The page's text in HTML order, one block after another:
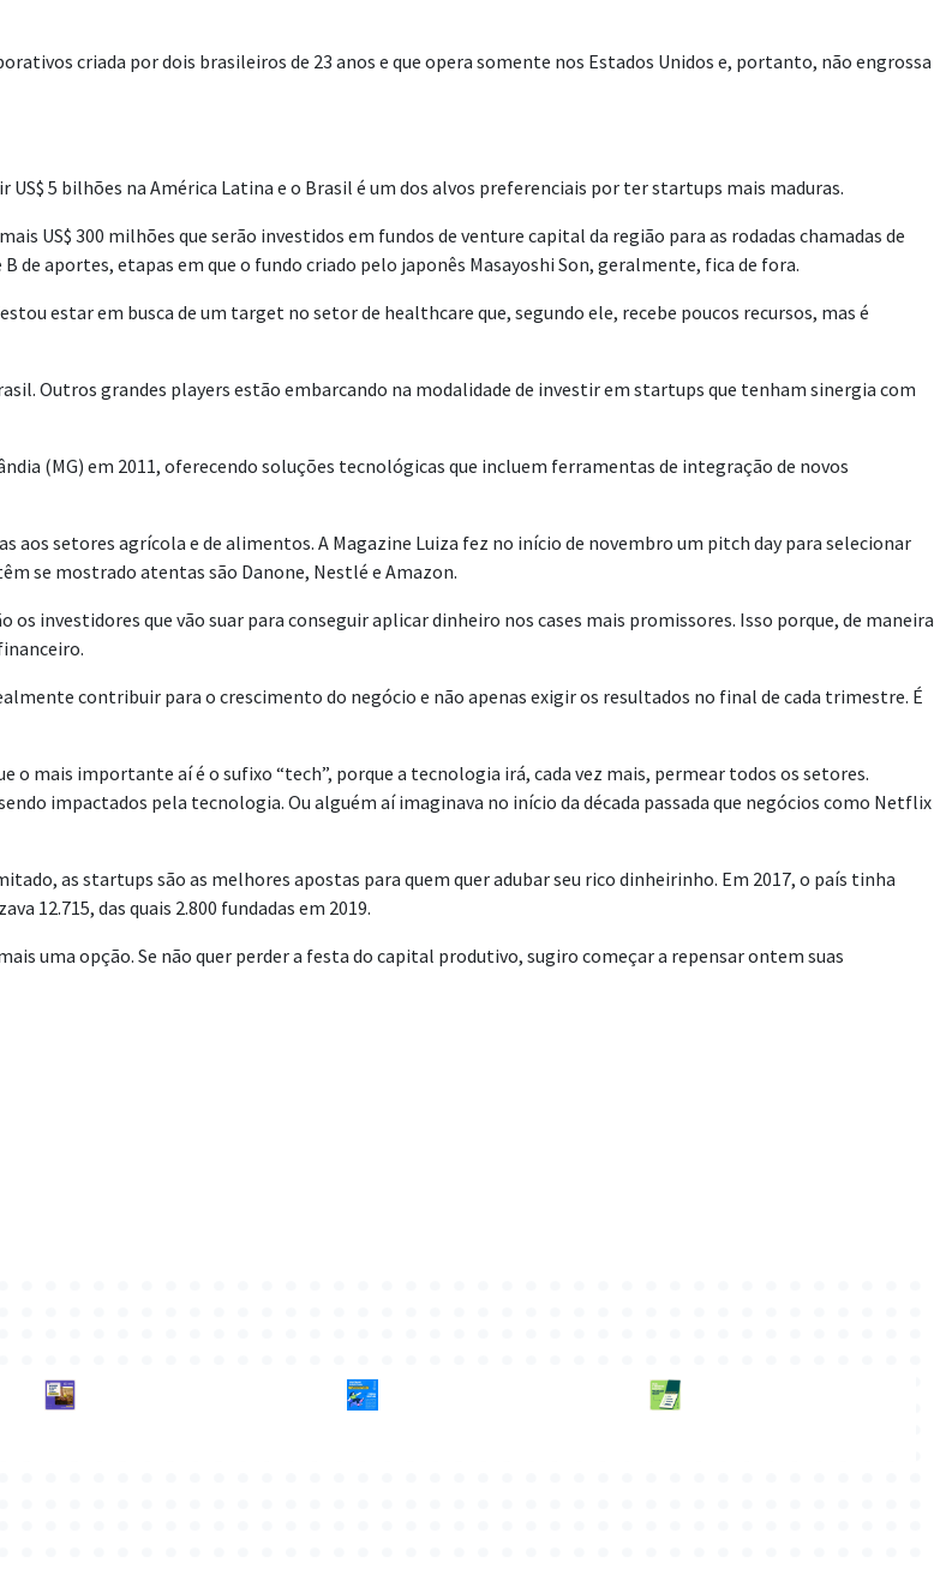
criada por dois brasileiros de 23 anos e que opera somente nos Estados Unidos e, portanto, não engrossa
5 bilhões na América Latina e o Brasil é um dos alvos preferenciais por ter startups mais maduras.
US$ 300 milhões que serão investidos em fundos de venture capital da região para as rodadas chamadas de
de aportes, etapas em que o fundo criado pelo japonês Masayoshi Son, geralmente, fica de fora.
estar em busca de um target no setor de healthcare que, segundo ele, recebe poucos recursos, mas é
Outros grandes players estão embarcando na modalidade de investir em startups que tenham sinergia com
(MG) em 2011, oferecendo soluções tecnológicas que incluem ferramentas de integração de novos
aos setores agrícola e de alimentos. A Magazine Luiza fez no início de novembro um pitch day para selecionar
se mostrado atentas são Danone, Nestlé e Amazon.
investidores que vão suar para conseguir aplicar dinheiro nos cases mais promissores. Isso porque, de maneira
contribuir para o crescimento do negócio e não apenas exigir os resultados no final de cada trimestre. É
o mais importante aí é o sufixo “tech”, porque a tecnologia irá, cada vez mais, permear todos os setores.
impactados pela tecnologia. Ou alguém aí imaginava no início da década passada que negócios como Netflix
as startups são as melhores apostas para quem quer adubar seu rico dinheirinho. Em 2017, o país tinha
12.715, das quais 2.800 fundadas em 2019.
uma opção. Se não quer perder a festa do capital produtivo, sugiro começar a repensar ontem suas